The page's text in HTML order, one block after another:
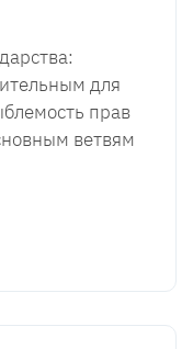
для
прав
ветвям